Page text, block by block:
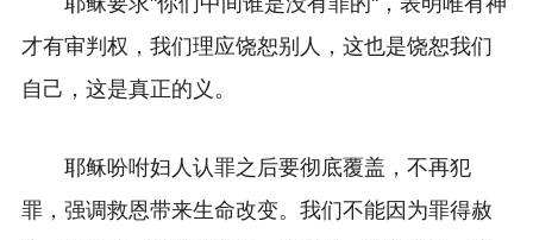
才有审判权，我们理应饶恕别人，这也是饶恕我们
自己，这是真正的义。
耶稣吩咐妇人认罪之后要彻底覆盖，不再犯
罪，强调救恩带来生命改变。我们不能因为罪得赦